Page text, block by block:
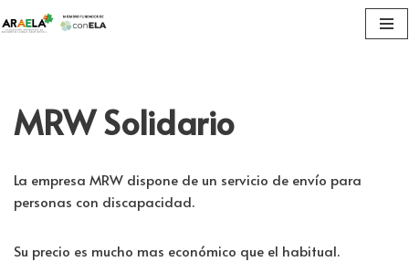
MRW Solidario
La empresa MRW dispone de un servicio de envío para
personas con discapacidad.
Su precio es mucho mas económico que el habitual.